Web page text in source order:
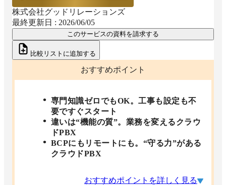
株式会社グッドリレーションズ
最終更新日 : 2026/06/05
このサービスの資料を請求する
比較リストに追加する
おすすめポイント
専門知識ゼロでもOK。工事も設定も不
要ですぐスタート
違いは“機能の質”。業務を変えるクラウ
ドPBX
BCPにもリモートにも。“守る力”がある
クラウドPBX
おすすめポイントを詳しく見る